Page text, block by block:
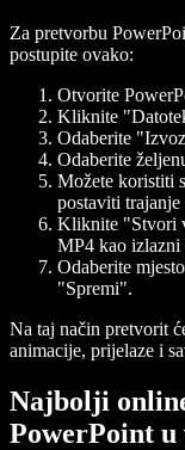
Za pretvorbu
postupite ovako:
Otvorite
Kliknite
Odaberite
Odaberite
Možete koristiti
postaviti trajanje
Kliknite "Stvori
MP4 kao izlazni
Odaberite
"Spremi".
Na taj način pretvorit
animacije, prijelaze i
Najbolji
PowerPoint u